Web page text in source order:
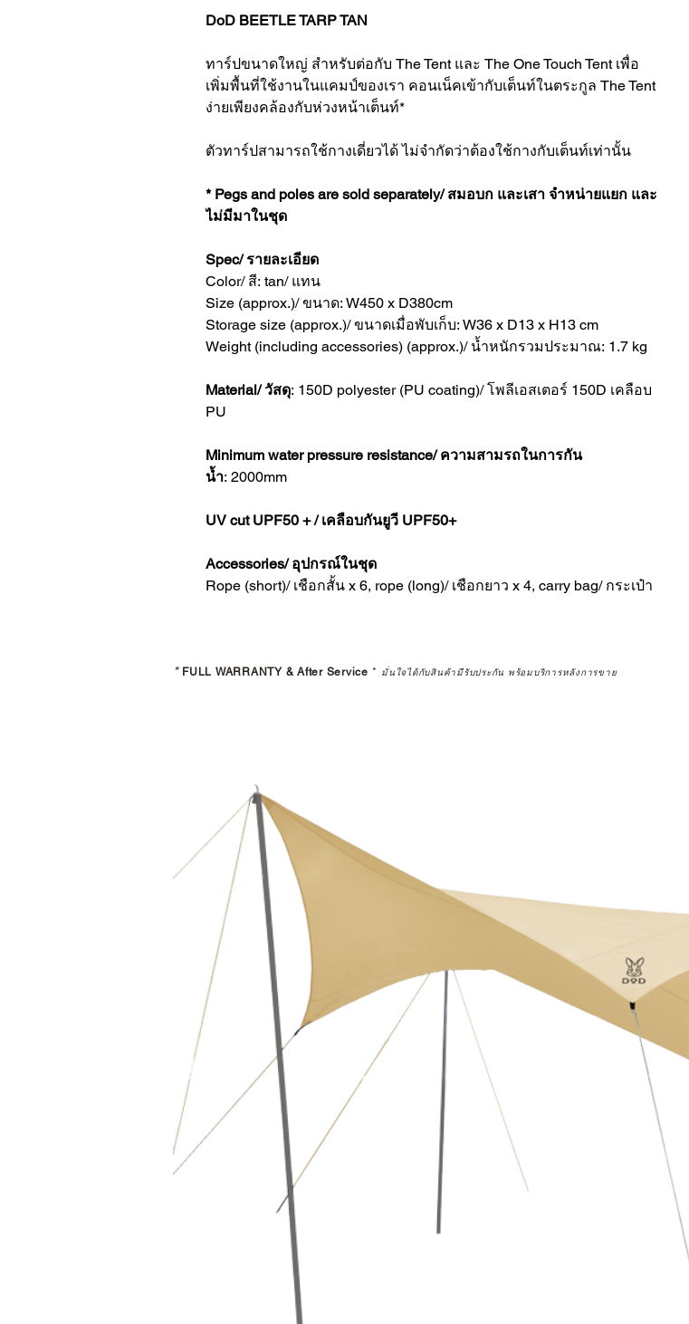
DoD BEETLE TARP TAN
ทาร์ปขนาดใหญ่ สำหรับต่อกับ The Tent และ The One Touch Tent เพื่อ
เพิ่มพื้นที่ใช้งานในแคมป์ของเรา คอนเน็คเข้ากับเต็นท์ในตระกูล The Tent
ง่ายเพียงคล้องกับห่วงหน้าเต็นท์*
ตัวทาร์ปสามารถใช้กางเดี่ยวได้ ไม่จำกัดว่าต้องใช้กางกับเต็นท์เท่านั้น
* Pegs and poles are sold separately/ สมอบก และเสา จำหน่ายแยก และ
ไม่มีมาในชุด
Spec/ รายละเอียด
Color/ สี: tan/ แทน
Size (approx.)/ ขนาด: W450 x D380cm
Storage size (approx.)/ ขนาดเมื่อพับเก็บ: W36 x D13 x H13 cm
Weight (including accessories) (approx.)/ น้ำหนักรวมประมาณ: 1.7 kg
Material/ วัสดุ: 150D polyester (PU coating)/ โพลีเอสเตอร์ 150D เคลือบ
PU
Minimum water pressure resistance/ ความสามรถในการกัน
น้ำ: 2000mm
UV cut UPF50 + / เคลือบกันยูวี UPF50+
Accessories/ อุปกรณ์ในชุด
Rope (short)/ เชือกสั้น x 6, rope (long)/ เชือกยาว x 4, carry bag/ กระเป๋า
* FULL WARRANTY & After Service * มั่นใจได้กับสินค้ามีรับประกัน พร้อมบริการหลังการขาย